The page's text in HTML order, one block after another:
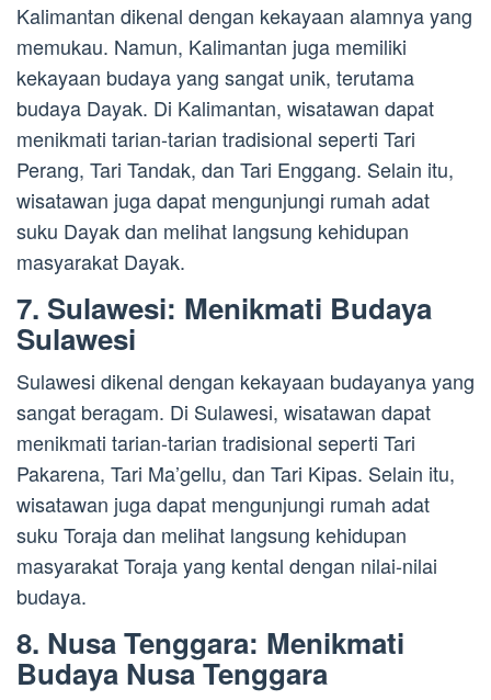
Kalimantan dikenal dengan kekayaan alamnya yang
memukau. Namun, Kalimantan juga memiliki
kekayaan budaya yang sangat unik, terutama
budaya Dayak. Di Kalimantan, wisatawan dapat
menikmati tarian-tarian tradisional seperti Tari
Perang, Tari Tandak, dan Tari Enggang. Selain itu,
wisatawan juga dapat mengunjungi rumah adat
suku Dayak dan melihat langsung kehidupan
masyarakat Dayak.
7. Sulawesi: Menikmati Budaya
Sulawesi
Sulawesi dikenal dengan kekayaan budayanya yang
sangat beragam. Di Sulawesi, wisatawan dapat
menikmati tarian-tarian tradisional seperti Tari
Pakarena, Tari Ma’gellu, dan Tari Kipas. Selain itu,
wisatawan juga dapat mengunjungi rumah adat
suku Toraja dan melihat langsung kehidupan
masyarakat Toraja yang kental dengan nilai-nilai
budaya.
8. Nusa Tenggara: Menikmati
Budaya Nusa Tenggara